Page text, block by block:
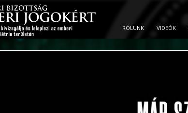
RÓLUNK VIDEÓK